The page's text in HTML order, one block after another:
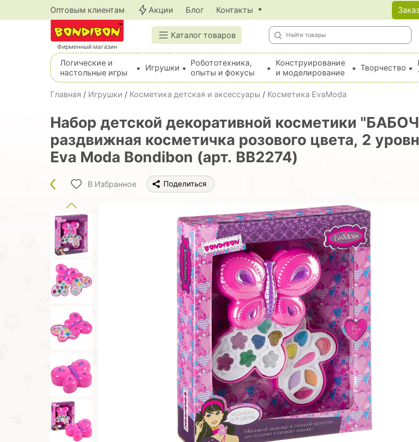
Оптовым клиентам Акции Блог Контакты
Фирменный магазин
Каталог товаров
Логические и
настольные игры
Игрушки
Робототехника,
опыты и фокусы
Конструирование
и моделирование
Творчество
Главная / Игрушки / Косметика детская и аксессуары / Косметика EvaModa
Набор детской декоративной косметики
раздвижная косметичка розового цвета, 2
Eva Moda Bondibon (арт. ВВ2274)
В Избранное Поделиться